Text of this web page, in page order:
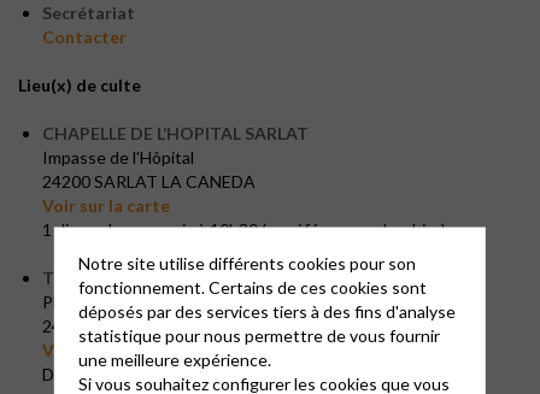
Secrétariat
Contacter
Lieu(x) de culte
CHAPELLE DE L’HOPITAL SARLAT
Impasse de l'Hôpital
24200 SARLAT LA CANEDA
Voir sur la carte
1 dimanche par mois à 10h30 (se référer au calendrier)
TEMPLE DE BERGERAC
Place Cayla
24100 BERGERAC
Voir sur la carte
Dimanche à 10h30 (se référer au calendrier)
Notre site utilise différents cookies pour son
fonctionnement. Certains de ces cookies sont
déposés par des services tiers à des fins d'analyse
statistique pour nous permettre de vous fournir
une meilleure expérience.
Si vous souhaitez configurer les cookies que vous